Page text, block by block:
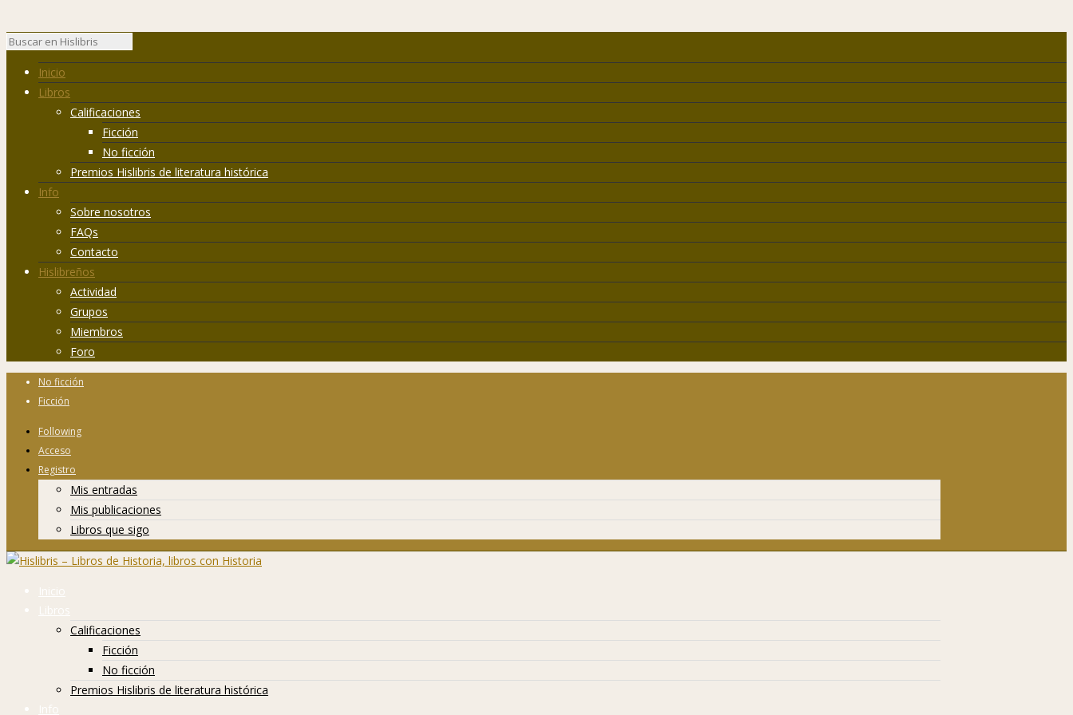
Inicio
Libros
Calificaciones
Ficción
No ficción
Premios Hislibris de literatura histórica
Info
Sobre nosotros
FAQs
Contacto
Hislibreños
Actividad
Grupos
Miembros
Foro
No ficción
Ficción
Following
Acceso
Registro
Mis entradas
Mis publicaciones
Libros que sigo
Inicio
Libros
Calificaciones
Ficción
No ficción
Premios Hislibris de literatura histórica
Info